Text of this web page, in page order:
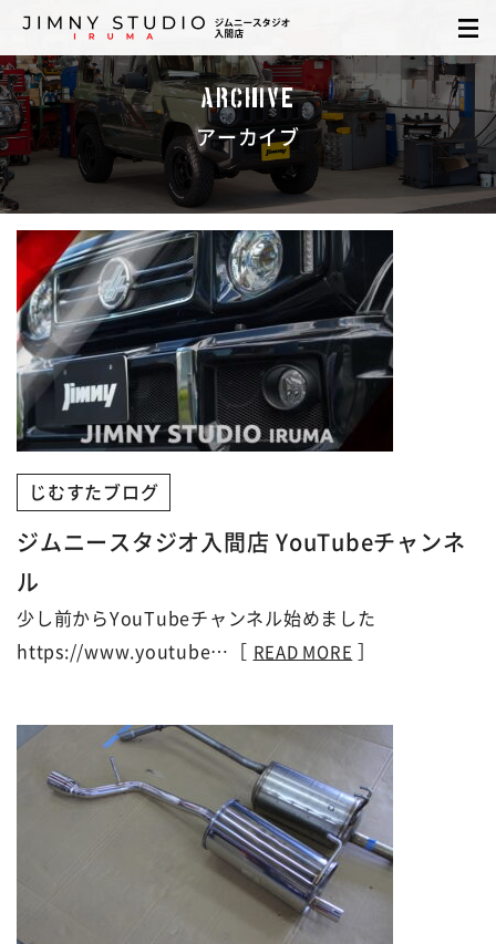
ARCHIVE
アーカイブ
じむすたブログ
ジムニースタジオ入間店 YouTubeチャンネ
ル
少し前からYouTubeチャンネル始めました
https://www.youtube…［
READ MORE